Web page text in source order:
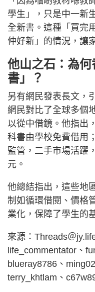
學生」，只是中一新
全新書。這種「買完
仲好新」的情況，讓
他山之石：為
書」？
另有網民發表長文，
網民對比了全球多個
以從中借鏡。他指出
科書由學校免費借用
監管，二手市場活躍
元。
他總結指出，這些地
制如循環借閱、價格
業化，保障了學生的
來源：Threads＠
life_commentator、
blueray8786、
terry_khtlam、